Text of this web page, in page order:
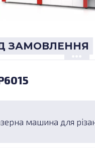
ЗАМОВЛЕННЯ
машина для